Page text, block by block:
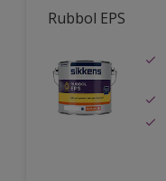
Rubbol EPS